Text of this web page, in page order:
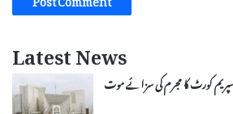
Latest News
کورٹ کا مجرم کی سزائے موت